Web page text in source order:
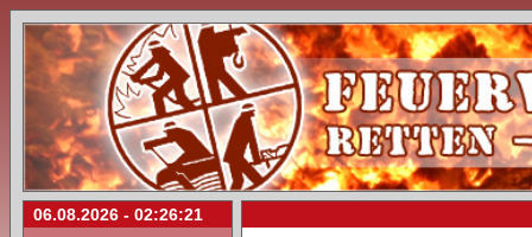
06.08.2026 - 02:26:21